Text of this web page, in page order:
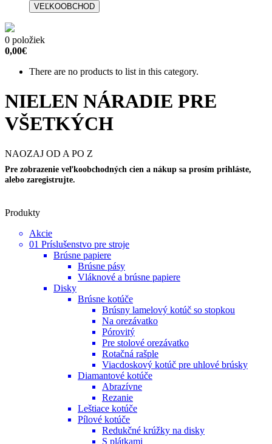
VEĽKOOBCHOD
0 položiek
0,00€
There are no products to list in this category.
NIELEN NÁRADIE PRE
VŠETKÝCH
NAOZAJ OD A PO Z
Pre zobrazenie veľkoobchodných cien a nákup sa prosím prihláste,
alebo zaregistrujte.
Produkty
Akcie
01 Príslušenstvo pre stroje
Brúsne papiere
Brúsne pásy
Vláknové a brúsne papiere
Disky
Brúsne kotúče
Brúsny lamelový kotúč so stopkou
Na orezávatko
Pórovitý
Pre stolové orezávatko
Rotačná rašple
Viacdoskový kotúč pre uhlové brúsky
Diamantové kotúče
Abrazívne
Rezanie
Leštiace kotúče
Pílové kotúče
Redukčné krúžky na disky
S plátkami